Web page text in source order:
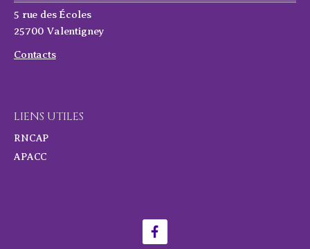
5 rue des Écoles
25700 Valentigney
Contacts
LIENS UTILES
RNCAP
APACC